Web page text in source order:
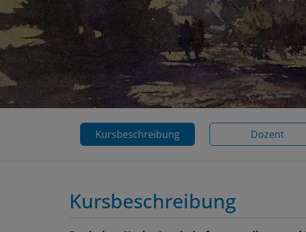
Kursbeschreibung Dozent
Kursbeschreibung